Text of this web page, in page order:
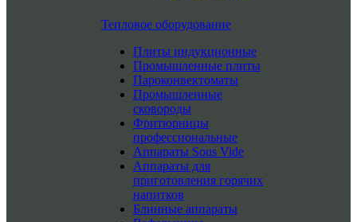
Тепловое оборудование
Плиты индукционные
Промышленные плиты
Пароконвектоматы
Промышленные
сковороды
Фритюрницы
профессиональные
Аппараты Sous Vide
Аппараты для
приготовления горячих
напитков
Блинные аппараты